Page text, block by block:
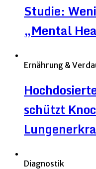
Studie:
„Mental
Ernährung &
schützt
Diagnostik